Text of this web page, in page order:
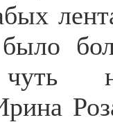
было
чуть